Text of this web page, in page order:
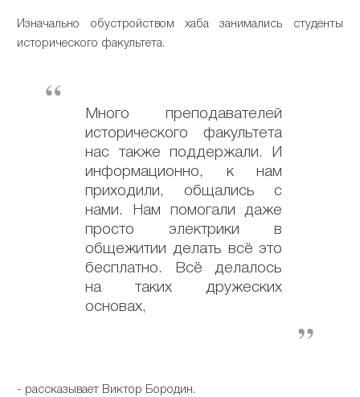
Изначально обустройством хаба занимались студенты
исторического факультета.
Много преподавателей
исторического факультета
нас также поддержали. И
информационно, к нам
приходили, общались с
нами. Нам помогали даже
просто электрики в
общежитии делать всё это
бесплатно. Всё делалось
на таких дружеских
основах,
- рассказывает Виктор Бородин.